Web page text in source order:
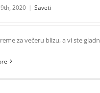
2020 | Saveti
za večeru blizu, a vi ste